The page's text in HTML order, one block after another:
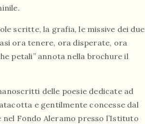
scritte, la grafia, le missive dei due
ora tenere, ora disperate, ora
petali” annota nella brochure il
delle poesie dedicate ad
e gentilmente concesse dal
Fondo Aleramo presso l’Istituto